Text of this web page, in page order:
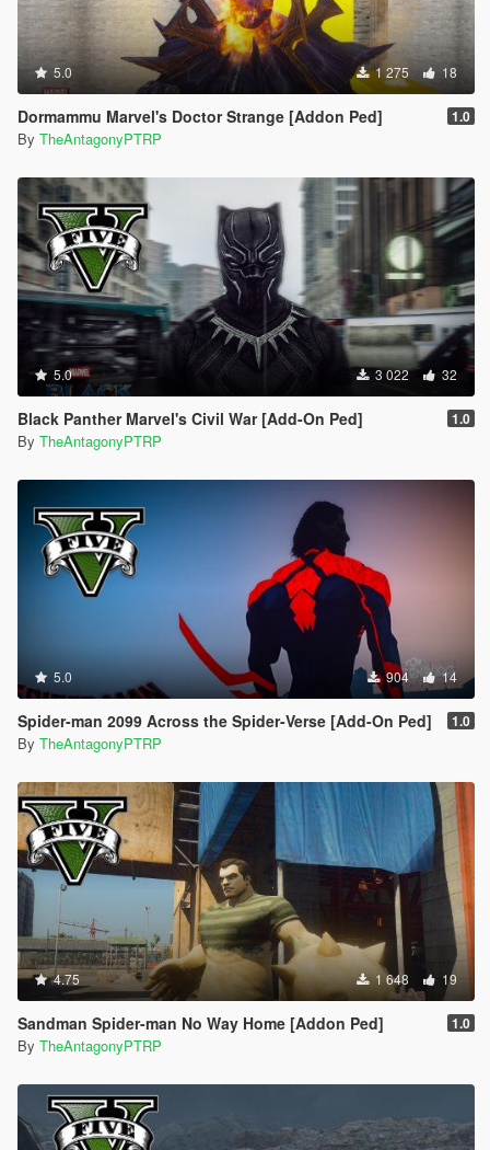
5.0 1 275 18
Dormammu Marvel's Doctor Strange [Addon Ped] 1.0
By TheAntagonyPTRP
5.0 3 022 32
Black Panther Marvel's Civil War [Add-On Ped] 1.0
By TheAntagonyPTRP
5.0 904 14
Spider-man 2099 Across the Spider-Verse [Add-On Ped] 1.0
By TheAntagonyPTRP
4.75 1 648 19
Sandman Spider-man No Way Home [Addon Ped] 1.0
By TheAntagonyPTRP